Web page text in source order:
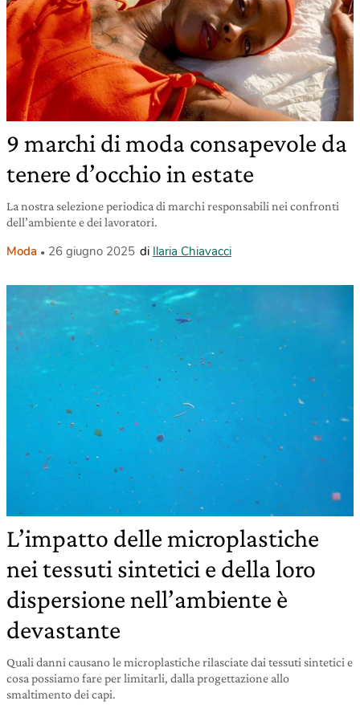
9 marchi di moda consapevole da
tenere d’occhio in estate
La nostra selezione periodica di marchi responsabili nei confronti
dell’ambiente e dei lavoratori.
Moda 26 giugno 2025 di Ilaria Chiavacci
L’impatto delle microplastiche
nei tessuti sintetici e della loro
dispersione nell’ambiente è
devastante
Quali danni causano le microplastiche rilasciate dai tessuti sintetici e
cosa possiamo fare per limitarli, dalla progettazione allo
smaltimento dei capi.